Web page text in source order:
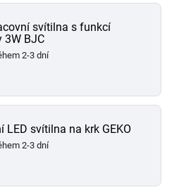
svítilna s funkcí
3W BJC
2-3 dní
LED svítilna na krk GEKO
2-3 dní